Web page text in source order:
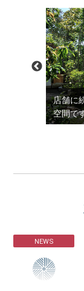
抹茶を
揃え
NEWS